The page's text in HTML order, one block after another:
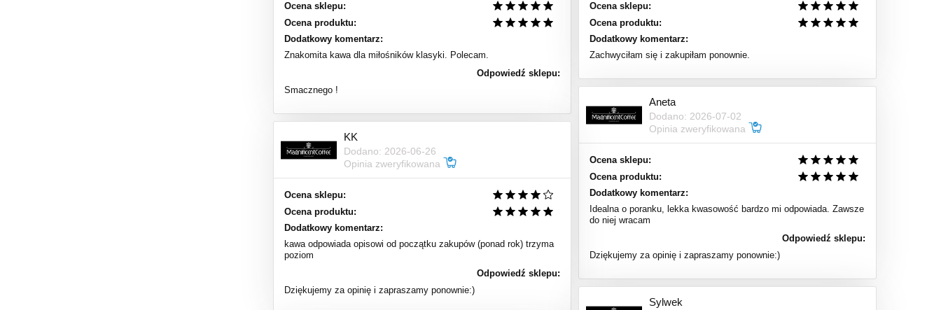
Ocena sklepu:
Ocena produktu:
Dodatkowy komentarz:
Znakomita kawa dla miłośników klasyki. Polecam.
Odpowiedź sklepu:
Smacznego !
Ocena sklepu:
Ocena produktu:
Dodatkowy komentarz:
Zachwyciłam się i zakupiłam ponownie.
Aneta
Dodano: 2026-07-02
Opinia zweryfikowana
Ocena sklepu:
Ocena produktu:
Dodatkowy komentarz:
Idealna o poranku, lekka kwasowość bardzo mi odpowiada. Zawsze
do niej wracam
Odpowiedź sklepu:
Dziękujemy za opinię i zapraszamy ponownie:)
KK
Dodano: 2026-06-26
Opinia zweryfikowana
Ocena sklepu:
Ocena produktu:
Dodatkowy komentarz:
kawa odpowiada opisowi od początku zakupów (ponad rok) trzyma
poziom
Odpowiedź sklepu:
Dziękujemy za opinię i zapraszamy ponownie:)
Sylwek